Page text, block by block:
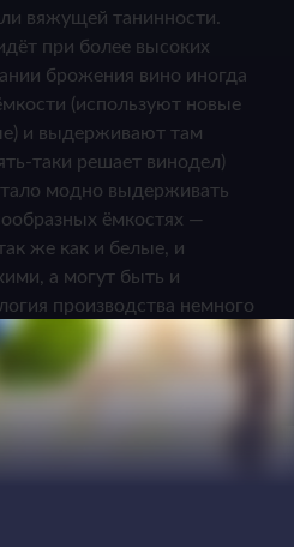
вяжущей танинности.
при более высоких
брожения вино иногда
(используют новые
и выдерживают там
таки решает винодел)
модно выдерживать
ёмкостях —
же как и белые, и
а могут быть и
производства немного
полусладкими и